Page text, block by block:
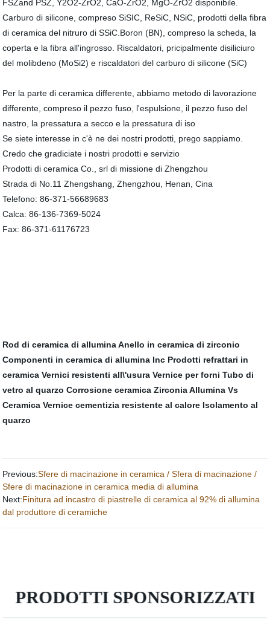
FSZand PSZ, Y2O2-ZrO2, CaO-ZrO2, MgO-ZrO2 disponibile.
Carburo di silicone, compreso SiSIC, ReSiC, NSiC, prodotti della fibra
di ceramica del nitruro di SSiC.Boron (BN), compreso la scheda, la
coperta e la fibra all'ingrosso. Riscaldatori, pricipalmente disiliciuro
del molibdeno (MoSi2) e riscaldatori del carburo di silicone (SiC)
Per la parte di ceramica differente, abbiamo metodo di lavorazione
differente, compreso il pezzo fuso, l'espulsione, il pezzo fuso del
nastro, la pressatura a secco e la pressatura di iso
Se siete interesse in c'è ne dei nostri prodotti, prego sappiamo.
Credo che gradiciate i nostri prodotti e servizio
Prodotti di ceramica Co., srl di missione di Zhengzhou
Strada di No.11 Zhengshang, Zhengzhou, Henan, Cina
Telefono: 86-371-56689683
Calca: 86-136-7369-5024
Fax: 86-371-61176723
Rod di ceramica di allumina Anello in ceramica di zirconio
Componenti in ceramica di allumina Inc Prodotti refrattari in
ceramica Vernici resistenti all\'usura Vernice per forni Tubo di
vetro al quarzo Corrosione ceramica Zirconia Allumina Vs
Ceramica Vernice cementizia resistente al calore Isolamento al
quarzo
Previous:Sfere di macinazione in ceramica / Sfera di macinazione /
Sfere di macinazione in ceramica media di allumina
Next:Finitura ad incastro di piastrelle di ceramica al 92% di allumina
dal produttore di ceramiche
PRODOTTI SPONSORIZZATI